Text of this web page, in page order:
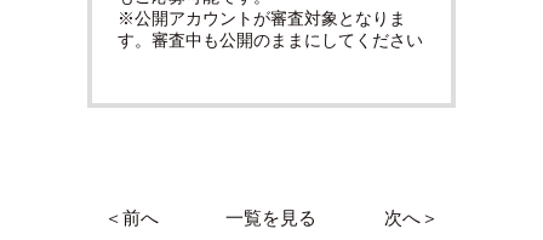
※公開アカウントが審査対象となりま
す。審査中も公開のままにしてください
＜前へ 一覧を見る 次へ＞